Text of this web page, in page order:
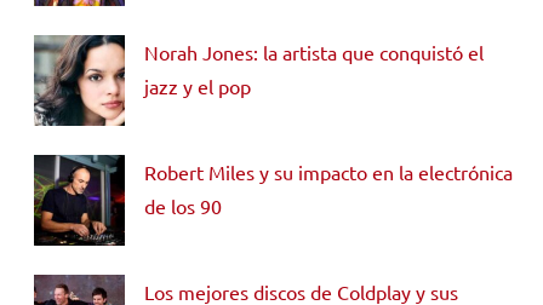
Norah Jones: la artista que conquistó el
jazz y el pop
Robert Miles y su impacto en la electrónica
de los 90
Los mejores discos de Coldplay y sus